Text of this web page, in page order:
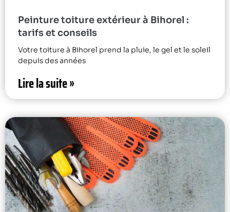
Peinture toiture extérieur à Bihorel :
tarifs et conseils
Votre toiture à Bihorel prend la pluie, le gel et le soleil
depuis des années
Lire la suite »